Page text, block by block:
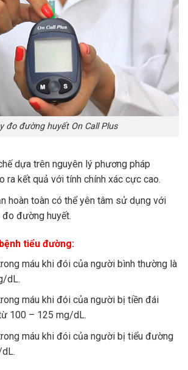
đo đường huyết On Call Plus
dựa trên nguyên lý phương pháp
ra kết quả với tính chính xác cực cao.
hoàn toàn có thể yên tâm sử dụng với
đường huyết.
tiểu đường:
máu khi đói của người bình thường là
dL.
máu khi đói của người bị tiền đái
100 – 125 mg/dL.
máu khi đói của người bị tiểu đường